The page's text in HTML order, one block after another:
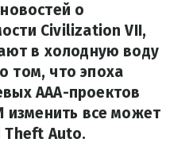
о
Civilization VII,
в холодную воду
том, что эпоха
AAA-проектов
изменить все может
Theft Auto.